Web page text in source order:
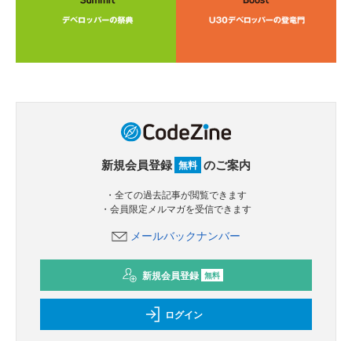
新規会員登録 無料 のご案内
・全ての過去記事が閲覧できます
・会員限定メルマガを受信できます
メールバックナンバー
新規会員登録 無料
ログイン